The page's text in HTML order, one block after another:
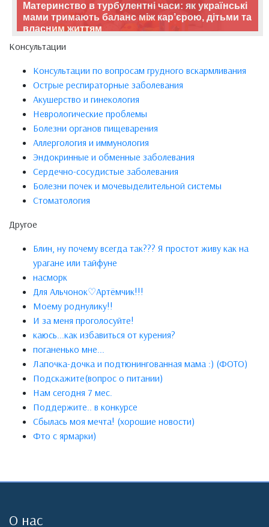
Материнство в турбулентні часи: як українські
мами тримають баланс між кар’єрою, дітьми та
власним життям
Консультации
Консультации по вопросам грудного вскармливания
Острые респираторные заболевания
Акушерство и гинекология
Неврологические проблемы
Болезни органов пищеварения
Аллергология и иммунология
Эндокринные и обменные заболевания
Сердечно-сосудистые заболевания
Болезни почек и мочевыделительной системы
Стоматология
Другое
Блин, ну почему всегда так??? Я простот живу как на
урагане или тайфуне
насморк
Для Альчонок♡Артёмчик!!!
Моему роднулику!!
И за меня проголосуйте!
каюсь...как избавиться от курения?
поганенько мне...
Лапочка-дочка и подтюнингованная мама :) (ФОТО)
Подскажите(вопрос о питании)
Нам сегодня 7 мес.
Поддержите.. в конкурсе
Сбылась моя мечта! (хорошие новости)
Фто с ярмарки)
О нас